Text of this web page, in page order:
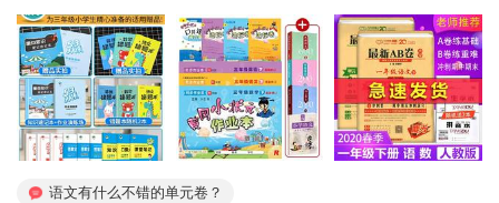
二年级下册试卷全套...
语文有什么不错的单元卷？